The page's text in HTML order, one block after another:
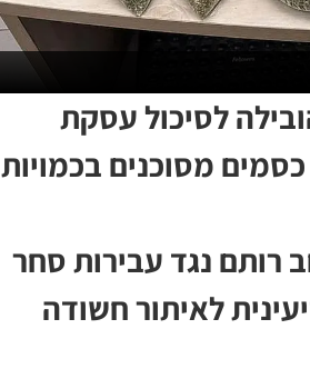
לסיכול עסקת
מסוכנים בכמויות
רותם נגד עבירות סחר
לאיתור חשודה